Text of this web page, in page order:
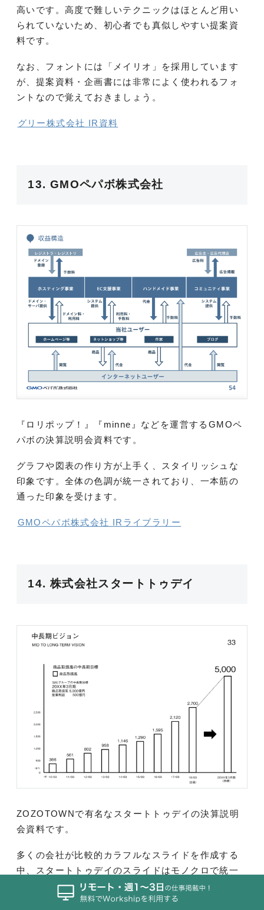
高いです。高度で難しいテクニックはほとんど用い
られていないため、初心者でも真似しやすい提案資
料です。
なお、フォントには「メイリオ」を採用しています
が、提案資料・企画書には非常によく使われるフォ
ントなので覚えておきましょう。
グリー株式会社 IR資料
13. GMOペパボ株式会社
『ロリポップ！』『minne』などを運営するGMOペ
パボの決算説明会資料です。
グラフや図表の作り方が上手く、スタイリッシュな
印象です。全体の色調が統一されており、一本筋の
通った印象を受けます。
GMOペパボ株式会社 IRライブラリー
14. 株式会社スタートトゥデイ
ZOZOTOWNで有名なスタートトゥデイの決算説明
会資料です。
多くの会社が比較的カラフルなスライドを作成する
中、スタートトゥデイのスライドはモノクロで統一
されています。今風でスマートかつ分かりやすい資
料ですね。